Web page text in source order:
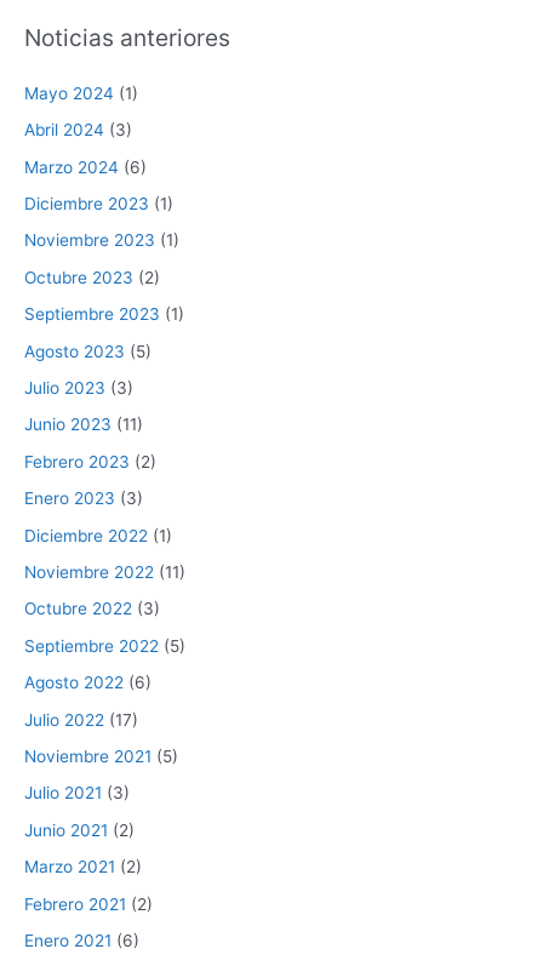
Noticias anteriores
Mayo 2024 (1)
Abril 2024 (3)
Marzo 2024 (6)
Diciembre 2023 (1)
Noviembre 2023 (1)
Octubre 2023 (2)
Septiembre 2023 (1)
Agosto 2023 (5)
Julio 2023 (3)
Junio 2023 (11)
Febrero 2023 (2)
Enero 2023 (3)
Diciembre 2022 (1)
Noviembre 2022 (11)
Octubre 2022 (3)
Septiembre 2022 (5)
Agosto 2022 (6)
Julio 2022 (17)
Noviembre 2021 (5)
Julio 2021 (3)
Junio 2021 (2)
Marzo 2021 (2)
Febrero 2021 (2)
Enero 2021 (6)